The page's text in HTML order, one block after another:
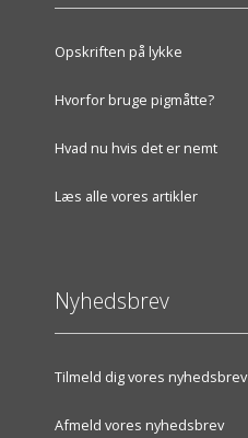
Opskriften på lykke
Hvorfor bruge pigmåtte?
Hvad nu hvis det er nemt
Læs alle vores artikler
Nyhedsbrev
Tilmeld dig vores nyhedsbrev
Afmeld vores nyhedsbrev